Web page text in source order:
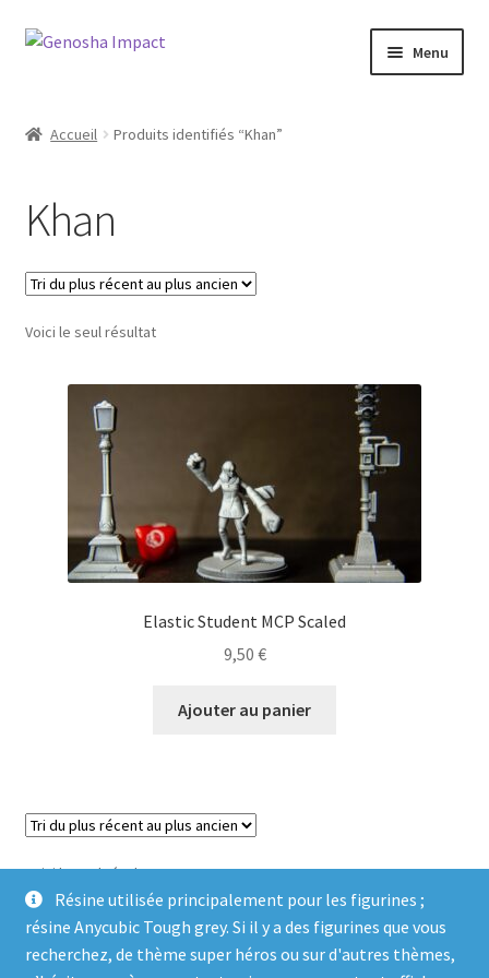
Résine utilisée principalement pour les figurines ;
résine Anycubic Tough grey. Si il y a des figurines que vous
recherchez, de thème super héros ou sur d'autres thèmes,
Aller
navigation
Aller
Menu
Checkout
My account
Shop
Wishlist
Accueil Produits identifiés “Khan”
Khan
Voici le seul résultat
Elastic Student MCP Scaled
9,50 €
Ajouter au panier
Voici le seul résultat